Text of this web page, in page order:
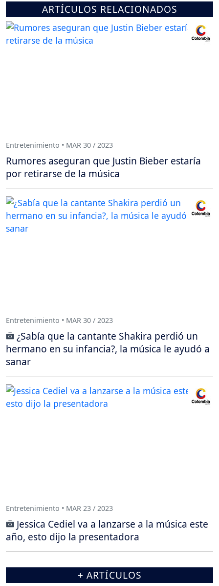
ARTÍCULOS RELACIONADOS
Entretenimiento • MAR 30 / 2023
Rumores aseguran que Justin Bieber estaría
por retirarse de la música
Entretenimiento • MAR 30 / 2023
¿Sabía que la cantante Shakira perdió un
hermano en su infancia?, la música le ayudó a
sanar
Entretenimiento • MAR 23 / 2023
Jessica Cediel va a lanzarse a la música este
año, esto dijo la presentadora
+ ARTÍCULOS